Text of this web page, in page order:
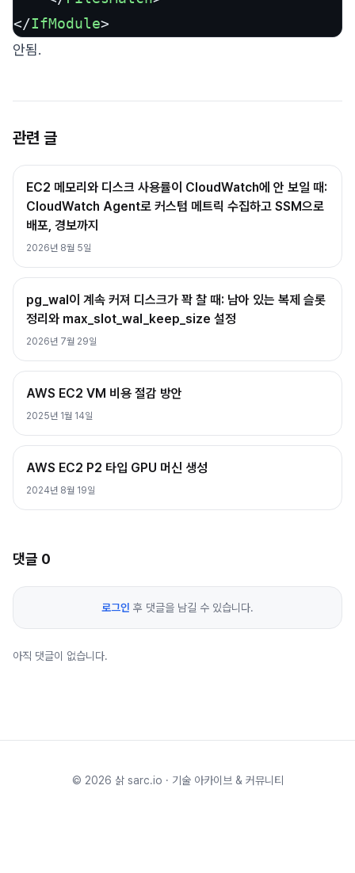
</IfModule>
안됨.
관련 글
EC2 메모리와 디스크 사용률이 CloudWatch에 안 보일 때:
CloudWatch Agent로 커스텀 메트릭 수집하고 SSM으로
배포, 경보까지
2026년 8월 5일
pg_wal이 계속 커져 디스크가 꽉 찰 때: 남아 있는 복제 슬롯
정리와 max_slot_wal_keep_size 설정
2026년 7월 29일
AWS EC2 VM 비용 절감 방안
2025년 1월 14일
AWS EC2 P2 타입 GPU 머신 생성
2024년 8월 19일
댓글 0
로그인 후 댓글을 남길 수 있습니다.
아직 댓글이 없습니다.
© 2026 삵 sarc.io · 기술 아카이브 & 커뮤니티